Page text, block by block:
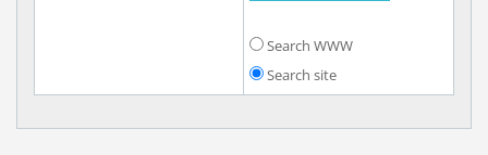
Search WWW
Search site